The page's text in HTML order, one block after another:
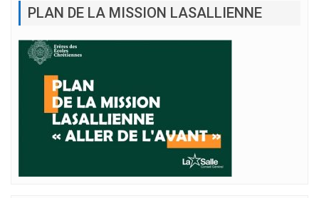
PLAN DE LA MISSION LASALLIENNE